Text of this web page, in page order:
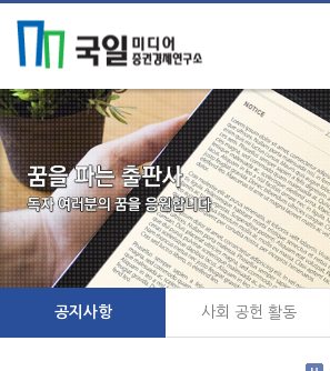
공지사항 사회 공헌 활동